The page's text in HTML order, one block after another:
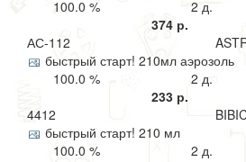
100.0 %
2 д.
374 р.
АС-112
быстрый старт! 210мл аэрозоль
100.0 %
2 д.
233 р.
4412
быстрый старт! 210 мл
100.0 %
2 д.